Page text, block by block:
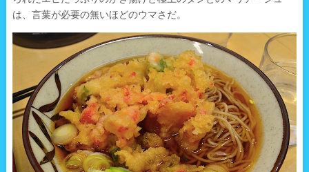
は、言葉が必要の無いほどのウマさだ。